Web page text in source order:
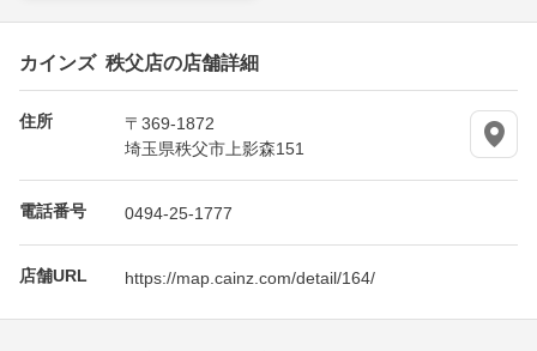
カインズ 秩父店の店舗詳細
住所
〒369-1872
埼玉県秩父市上影森151
電話番号 0494-25-1777
店舗URL https://map.cainz.com/detail/164/